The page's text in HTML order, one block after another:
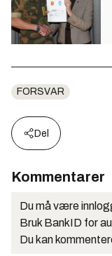
FORSVAR
Del
Kommentarer
Du må være
Bruk BankID for
Du kan